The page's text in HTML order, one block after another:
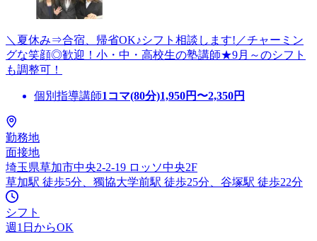
＼夏休み⇒合宿、帰省OK♪シフト相談します!／チャーミン
グな笑顔◎歓迎！小・中・高校生の塾講師★9月～のシフト
も調整可！
個別指導講師1コマ(80分)1,950円〜2,350円
勤務地
面接地
埼玉県草加市中央2-2-19 ロッソ中央2F
草加駅 徒歩5分、獨協大学前駅 徒歩25分、谷塚駅 徒歩22分
シフト
週1日からOK